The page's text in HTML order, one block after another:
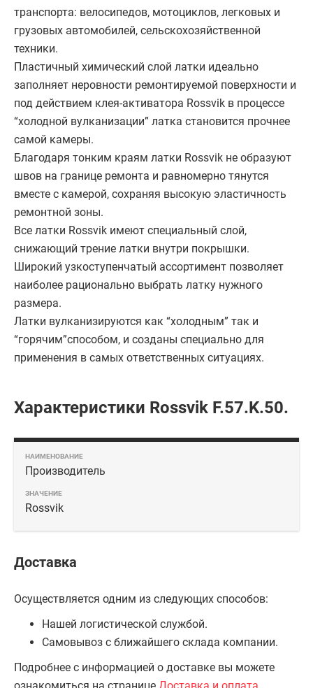
транспорта: велосипедов, мотоциклов, легковых и
грузовых автомобилей, сельскохозяйственной
техники.
Пластичный химический слой латки идеально
заполняет неровности ремонтируемой поверхности и
под действием клея-активатора Rossvik в процессе
“холодной вулканизации” латка становится прочнее
самой камеры.
Благодаря тонким краям латки Rossvik не образуют
швов на границе ремонта и равномерно тянутся
вместе с камерой, сохраняя высокую эластичность
ремонтной зоны.
Все латки Rossvik имеют специальный слой,
снижающий трение латки внутри покрышки.
Широкий узкоступенчатый ассортимент позволяет
наиболее рационально выбрать латку нужного
размера.
Латки вулканизируются как “холодным” так и
“горячим”способом, и созданы специально для
применения в самых ответственных ситуациях.
Характеристики Rossvik F.57.K.50.
Производитель
Rossvik
Доставка
Осуществляется одним из следующих способов:
Нашей логистической службой.
Самовывоз с ближайшего склада компании.
Подробнее с информацией о доставке вы можете